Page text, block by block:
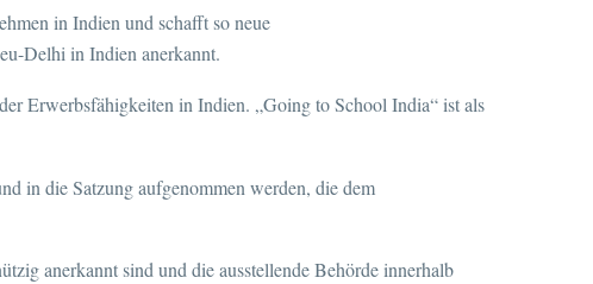
in Indien und schafft so neue
Delhi in Indien anerkannt.
Erwerbsfähigkeiten in Indien. „Going to School India“ ist als
in die Satzung aufgenommen werden, die dem
anerkannt sind und die ausstellende Behörde innerhalb